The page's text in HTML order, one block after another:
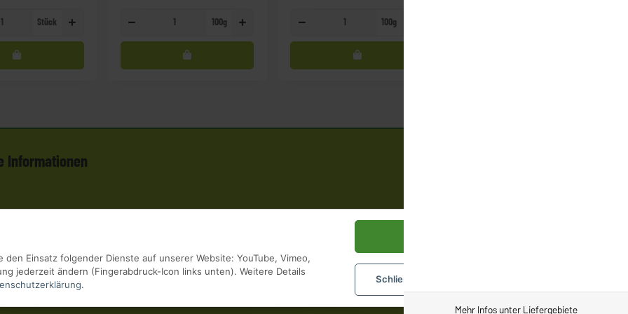
Stück 100g 100g
Informationen
den Einsatz folgender Dienste auf unserer Website: YouTube, Vimeo,
jederzeit ändern (Fingerabdruck-Icon links unten). Weitere Details
. Schließen
Mehr Infos unter Liefergebiete